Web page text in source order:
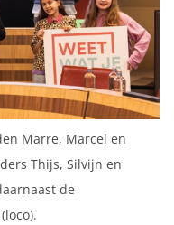
Marre, Marcel en
Thijs, Silvijn en
de